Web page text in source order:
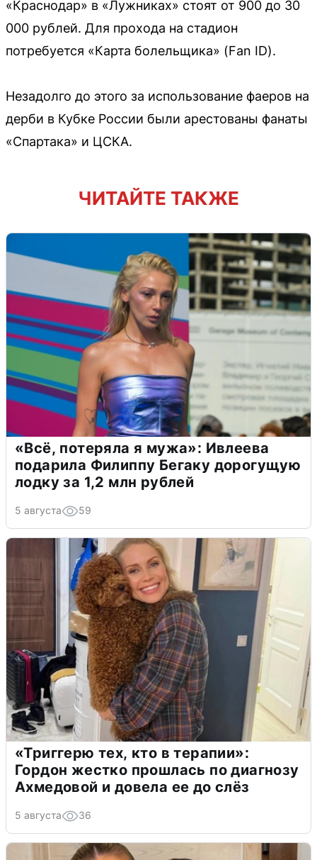
«Краснодар» в «Лужниках» стоят от 900 до 30
000 рублей. Для прохода на стадион
потребуется «Карта болельщика» (Fan ID).
Незадолго до этого за использование фаеров на
дерби в Кубке России были арестованы фанаты
«Спартака» и ЦСКА.
ЧИТАЙТЕ ТАКЖЕ
«Всё, потеряла я мужа»: Ивлеева
подарила Филиппу Бегаку дорогущую
лодку за 1,2 млн рублей
5 августа 59
«Триггерю тех, кто в терапии»:
Гордон жестко прошлась по диагнозу
Ахмедовой и довела ее до слёз
5 августа 36